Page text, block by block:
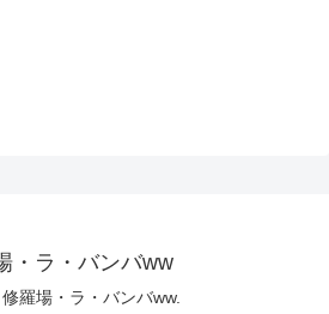
・ラ・バンバww
羅場・ラ・バンバww.